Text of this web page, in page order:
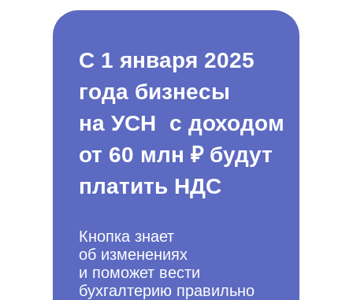
С 1 января 2025
года бизнесы
на УСН с доходом
от 60 млн ₽ будут
платить НДС
Кнопка знает
об изменениях
и поможет вести
бухгалтерию правильно